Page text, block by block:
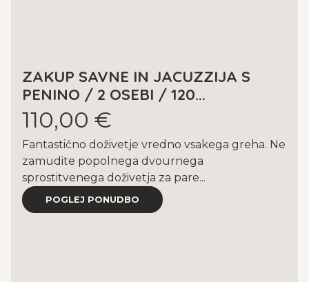
ZAKUP SAVNE IN JACUZZIJA S
PENINO / 2 OSEBI / 120...
110,00 €
Fantastično doživetje vredno vsakega greha. Ne
zamudite popolnega dvournega
sprostitvenega doživetja za pare...
POGLEJ PONUDBO